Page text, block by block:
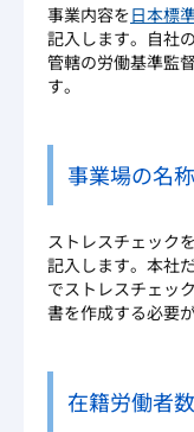
事業内容を日本標
記入します。自社
管轄の労働基準監
す。
事業場の名
ストレスチェック
記入します。本社
でストレスチェッ
書を作成する必要
在籍労働者数